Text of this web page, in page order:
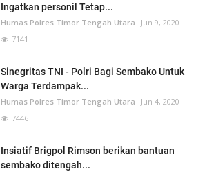
Ingatkan personil Tetap...
Humas Polres Timor Tengah Utara
Jun 9, 2020
7141
Sinegritas TNI - Polri Bagi Sembako Untuk
Warga Terdampak...
Humas Polres Timor Tengah Utara
Jun 4, 2020
7446
Insiatif Brigpol Rimson berikan bantuan
sembako ditengah...